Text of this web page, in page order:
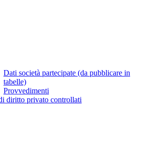
Dati società partecipate (da pubblicare in
tabelle)
Provvedimenti
diritto privato controllati